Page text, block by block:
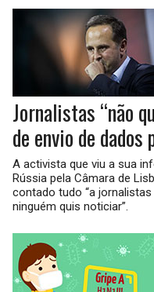
Jornalistas “não
de envio de
A activista que viu a sua
Rússia pela Câmara de
contado tudo “a
ninguém quis noticiar”.